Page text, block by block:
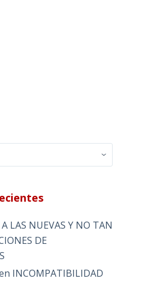
A LAS NUEVAS Y NO TAN
DE
INCOMPATIBILIDAD